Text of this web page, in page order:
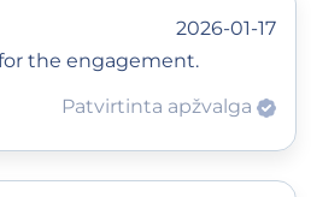
2026-01-17
the engagement.
Patvirtinta apžvalga